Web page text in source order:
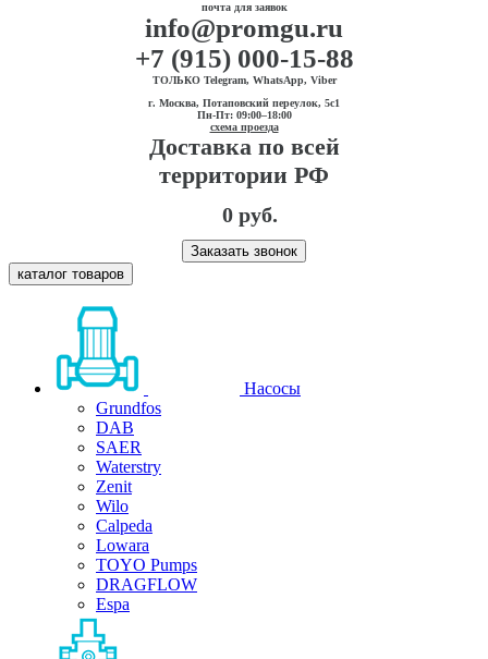
почта для заявок
info@promgu.ru
+7 (915) 000-15-88
ТОЛЬКО Telegram, WhatsApp, Viber
г. Москва, Потаповский переулок, 5с1
Пн-Пт: 09:00–18:00
схема проезда
Доставка по всей
территории РФ
0 руб.
Заказать звонок
каталог товаров
Насосы
Grundfos
DAB
SAER
Waterstry
Zenit
Wilo
Calpeda
Lowara
TOYO Pumps
DRAGFLOW
Espa